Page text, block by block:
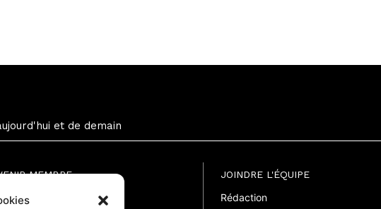
et de demain
MEMBRE
Gratuite
JOINDRE L'ÉQUIPE
Rédaction